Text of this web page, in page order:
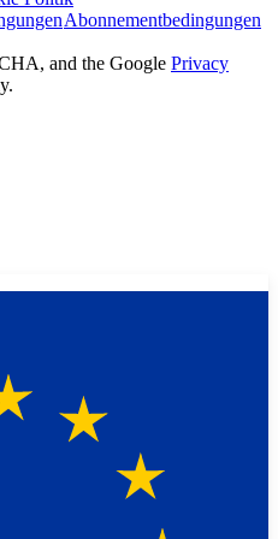
Abonnementbedingungen
and the Google Privacy